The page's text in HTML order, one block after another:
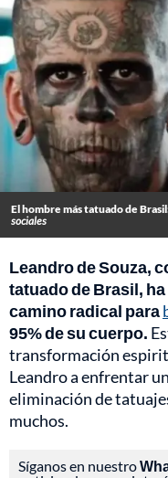
El hombre más tatuado de
sociales
Leandro de Souza,
tatuado de Brasil,
camino radical para
95% de su cuerpo.
transformación
Leandro a enfrentar
eliminación de
muchos.
Síganos en nuestro